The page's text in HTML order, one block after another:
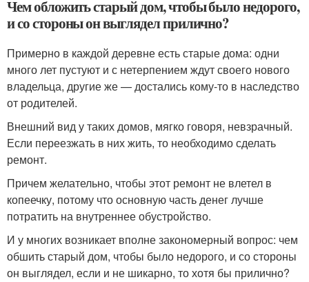
Чем обложить старый дом, чтобы было недорого,
и со стороны он выглядел прилично?
Примерно в каждой деревне есть старые дома: одни
много лет пустуют и с нетерпением ждут своего нового
владельца, другие же — достались кому-то в наследство
от родителей.
Внешний вид у таких домов, мягко говоря, невзрачный.
Если переезжать в них жить, то необходимо сделать
ремонт.
Причем желательно, чтобы этот ремонт не влетел в
копеечку, потому что основную часть денег лучше
потратить на внутреннее обустройство.
И у многих возникает вполне закономерный вопрос: чем
обшить старый дом, чтобы было недорого, и со стороны
он выглядел, если и не шикарно, то хотя бы прилично?